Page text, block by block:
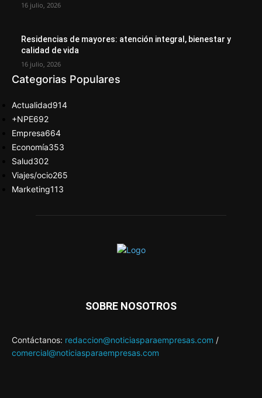
16 julio, 2026
Residencias de mayores: atención integral, bienestar y
calidad de vida
16 julio, 2026
Categorias Populares
Actualidad914
+NPE692
Empresa664
Economía353
Salud302
Viajes/ocio265
Marketing113
SOBRE NOSOTROS
Contáctanos: redaccion@noticiasparaempresas.com /
comercial@noticiasparaempresas.com